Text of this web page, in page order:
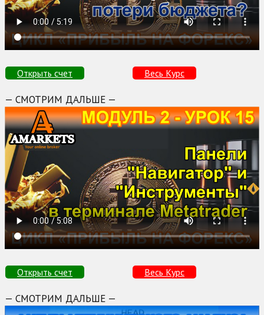
Открыть счет Весь Курс
— СМОТРИМ ДАЛЬШЕ —
Открыть счет Весь Курс
— СМОТРИМ ДАЛЬШЕ —